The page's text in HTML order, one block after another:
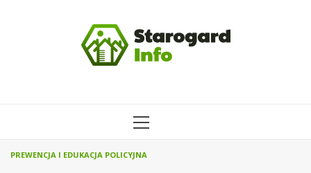
MENU
PREWENCJA I EDUKACJA POLICYJNA